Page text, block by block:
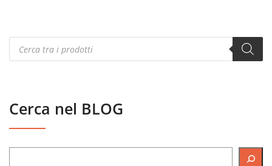
Products
search
Cerca nel BLOG